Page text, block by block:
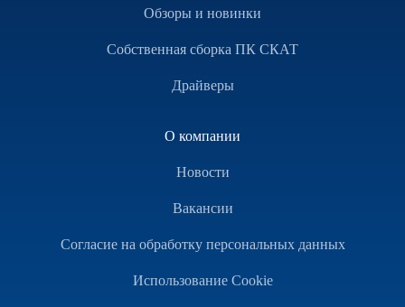
Обзоры и новинки
Собственная сборка ПК СКАТ
Драйверы
О компании
Новости
Вакансии
Согласие на обработку персональных данных
Использование Cookie